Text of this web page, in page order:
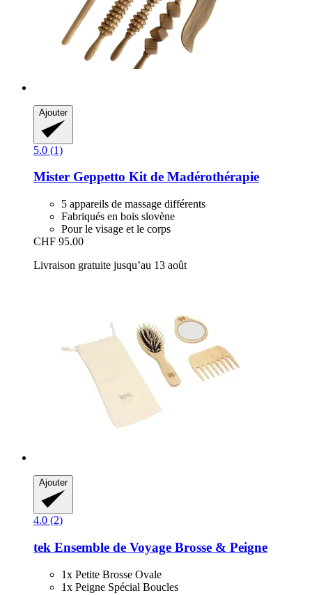
Ajouter
5.0 (1)
Mister Geppetto Kit de Madérothérapie
5 appareils de massage différents
Fabriqués en bois slovène
Pour le visage et le corps
CHF 95.00
Livraison gratuite jusqu’au 13 août
Ajouter
4.0 (2)
tek Ensemble de Voyage Brosse & Peigne
1x Petite Brosse Ovale
1x Peigne Spécial Boucles